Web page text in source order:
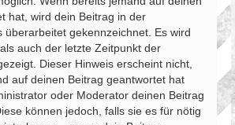
hat, wird dein Beitrag in der
überarbeitet gekennzeichnet. Es wird
auch der letzte Zeitpunkt der
Dieser Hinweis erscheint nicht,
auf deinen Beitrag geantwortet hat
oder Moderator deinen Beitrag
können jedoch, falls sie es für nötig